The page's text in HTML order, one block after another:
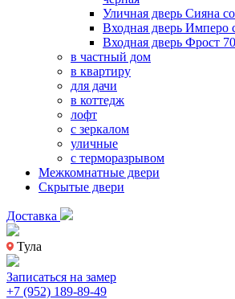
Уличная дверь Сияна
Входная дверь Имперо
Входная дверь Фрост
в частный дом
в квартиру
для дачи
в коттедж
лофт
с зеркалом
уличные
с терморазрывом
Межкомнатные двери
Скрытые двери
Доставка
Тула
Записаться на замер
+7 (952) 189-89-49